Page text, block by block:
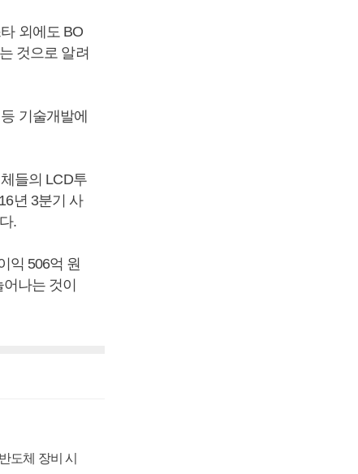
외에도 BO
것으로 알려
기술개발에
들의 LCD투
년 3분기 사
.
익 506억 원
나는 것이
도체 장비 시